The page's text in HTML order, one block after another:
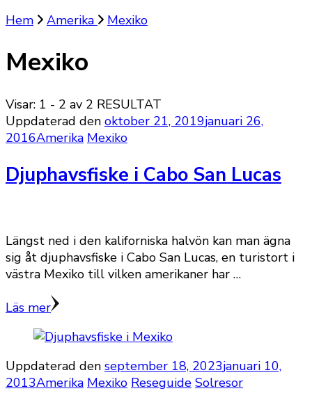
Hem
Amerika Mexiko
Mexiko
Visar: 1 - 2 av 2 RESULTAT
Uppdaterad den oktober 21, 2019januari 26,
2016Amerika Mexiko
Djuphavsfiske i Cabo San Lucas
Längst ned i den kaliforniska halvön kan man ägna
sig åt djuphavsfiske i Cabo San Lucas, en turistort i
västra Mexiko till vilken amerikaner har …
Läs mer
Uppdaterad den september 18, 2023januari 10,
2013Amerika Mexiko Reseguide Solresor